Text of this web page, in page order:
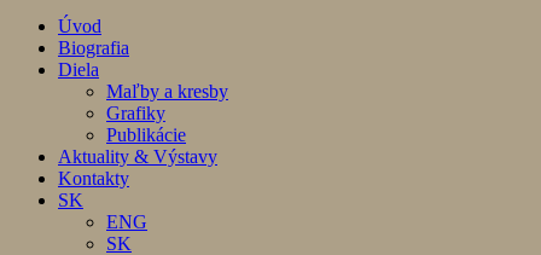
Úvod
Biografia
Diela
Maľby a kresby
Grafiky
Publikácie
Aktuality & Výstavy
Kontakty
SK
ENG
SK